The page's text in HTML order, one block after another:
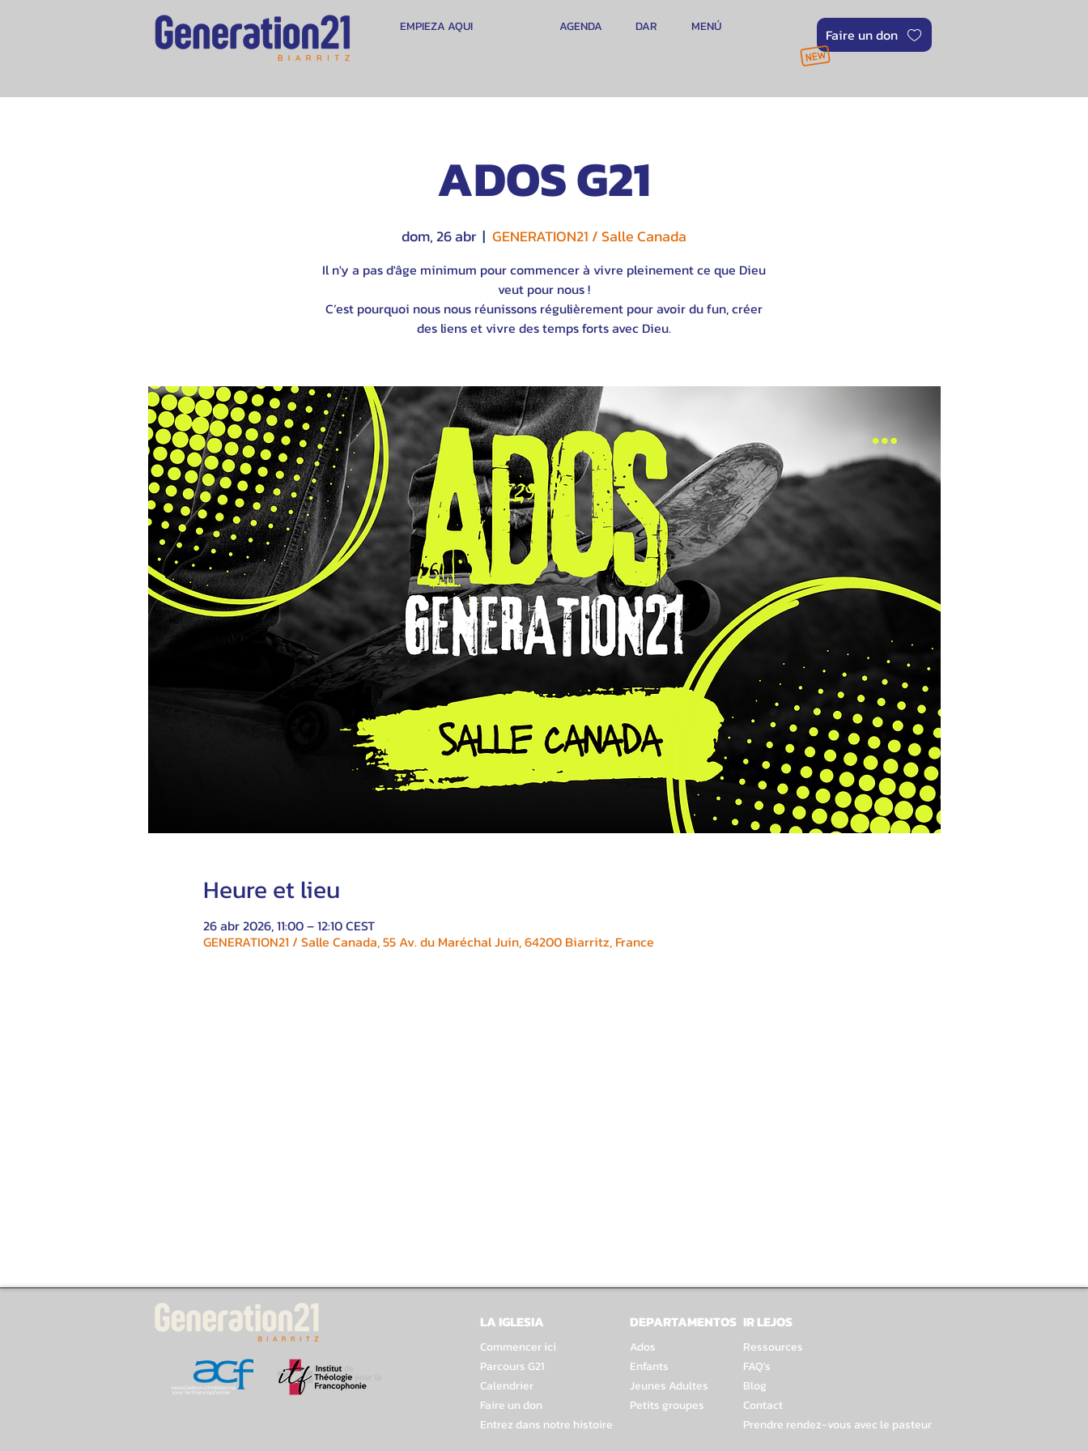
EMPIEZA AQUI DAR MENÚ
AGENDA Faire un don
ADOS G21
dom, 26 abr
  |
GENERATION21 / Salle Canada
Il n'y a pas d'âge minimum pour commencer à vivre pleinement ce que Dieu
veut pour nous !
C’est pourquoi nous nous réunissons régulièrement pour avoir du fun, créer
des liens et vivre des temps forts avec Dieu.
Heure et lieu
26 abr 2026, 11:00 – 12:10 CEST
GENERATION21 / Salle Canada, 55 Av. du Maréchal Juin, 64200 Biarritz, France
LA IGLESIA
Commencer ici
Parcours G21
Calendrier
Faire un don
Entrez dans notre histoire
DEPARTAMENTOS IR LEJOS
Ados
Enfants
Jeunes Adultes
Petits groupes
Ressources
FAQ's
Blog
Contact
Prendre rendez-vous avec le pasteur